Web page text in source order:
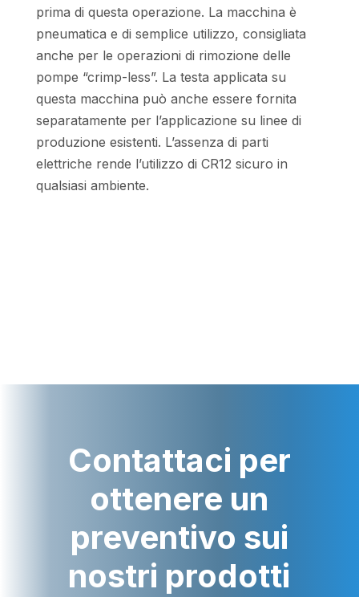
prima di questa operazione. La macchina è
pneumatica e di semplice utilizzo, consigliata
anche per le operazioni di rimozione delle
pompe “crimp-less”. La testa applicata su
questa macchina può anche essere fornita
separatamente per l’applicazione su linee di
produzione esistenti. L’assenza di parti
elettriche rende l’utilizzo di CR12 sicuro in
qualsiasi ambiente.
Contattaci per
ottenere un
preventivo sui
nostri prodotti